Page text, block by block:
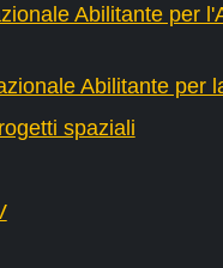
Abilitante per
Abilitante per
spaziali